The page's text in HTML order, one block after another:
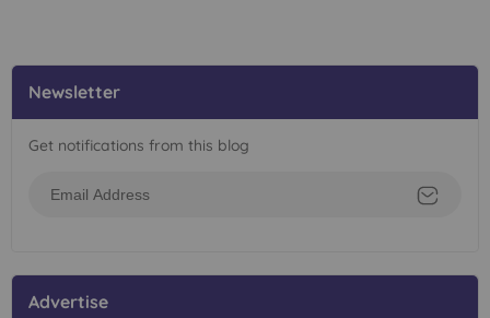
Newsletter
Get notifications from this blog
Advertise